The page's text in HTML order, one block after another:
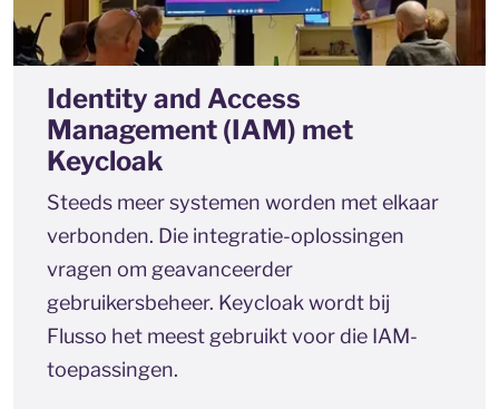
Identity and Access
Management (IAM) met
Keycloak
Steeds meer systemen worden met elkaar
verbonden. Die integratie-oplossingen
vragen om geavanceerder
gebruikersbeheer. Keycloak wordt bij
Flusso het meest gebruikt voor die IAM-
toepassingen.